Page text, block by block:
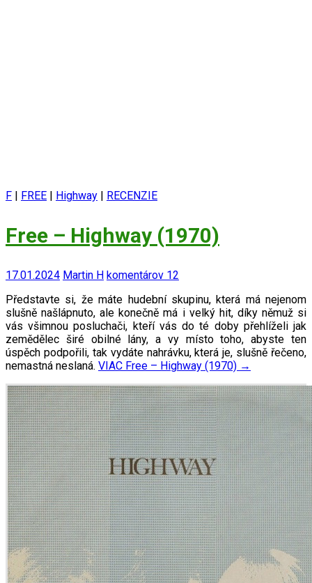
F | FREE | Highway | RECENZIE
Free – Highway (1970)
17.01.2024 Martin H komentárov 12
Představte si, že máte hudební skupinu, která má nejenom
slušně našlápnuto, ale konečně má i velký hit, díky němuž si
vás všimnou posluchači, kteří vás do té doby přehlíželi jak
zemědělec širé obilné lány, a vy místo toho, abyste ten
úspěch podpořili, tak vydáte nahrávku, která je, slušně řečeno,
nemastná neslaná. VIAC Free – Highway (1970) →